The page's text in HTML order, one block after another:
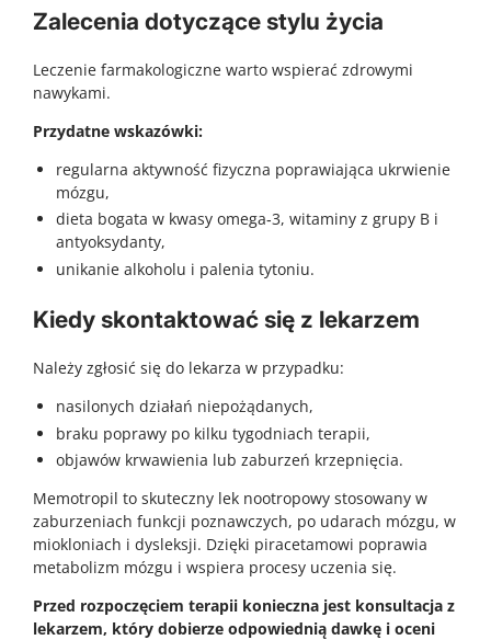
Zalecenia dotyczące stylu życia
Leczenie farmakologiczne warto wspierać zdrowymi
nawykami.
Przydatne wskazówki:
regularna aktywność fizyczna poprawiająca ukrwienie
mózgu,
dieta bogata w kwasy omega‑3, witaminy z grupy B i
antyoksydanty,
unikanie alkoholu i palenia tytoniu.
Kiedy skontaktować się z lekarzem
Należy zgłosić się do lekarza w przypadku:
nasilonych działań niepożądanych,
braku poprawy po kilku tygodniach terapii,
objawów krwawienia lub zaburzeń krzepnięcia.
Memotropil to skuteczny lek nootropowy stosowany w
zaburzeniach funkcji poznawczych, po udarach mózgu, w
miokloniach i dysleksji. Dzięki piracetamowi poprawia
metabolizm mózgu i wspiera procesy uczenia się.
Przed rozpoczęciem terapii konieczna jest konsultacja z
lekarzem, który dobierze odpowiednią dawkę i oceni